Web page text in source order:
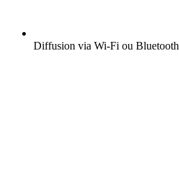
Diffusion via Wi-Fi ou Bluetooth